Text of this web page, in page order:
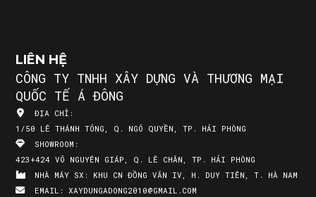
LIÊN HỆ
CÔNG TY TNHH XÂY DỰNG VÀ THƯƠNG MẠI
QUỐC TẾ Á ĐÔNG
ĐỊA CHỈ:
1/50 LÊ THÁNH TÔNG, Q. NGÔ QUYỀN, TP. HẢI PHÒNG
SHOWROOM:
423+424 VÕ NGUYÊN GIÁP, Q. LÊ CHÂN, TP. HẢI PHÒNG
NHÀ MÁY SX: KHU CN ĐỒNG VĂN IV, H. DUY TIÊN, T. HÀ NAM
EMAIL: XAYDUNGADONG2010@GMAIL.COM